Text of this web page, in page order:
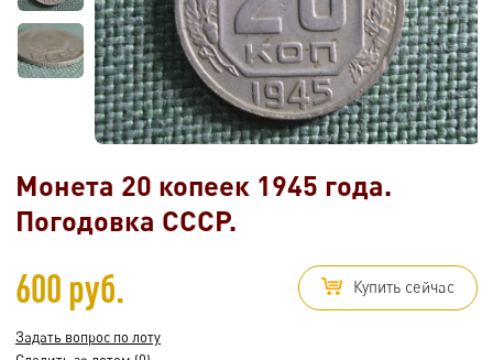
Монета 20 копеек 1945 года.
Погодовка СССР.
600 руб. Купить сейчас
Задать вопрос по лоту